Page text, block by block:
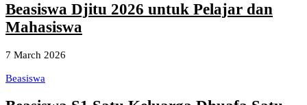
Beasiswa Djitu 2026 untuk Pelajar dan
Mahasiswa
7 March 2026
Beasiswa